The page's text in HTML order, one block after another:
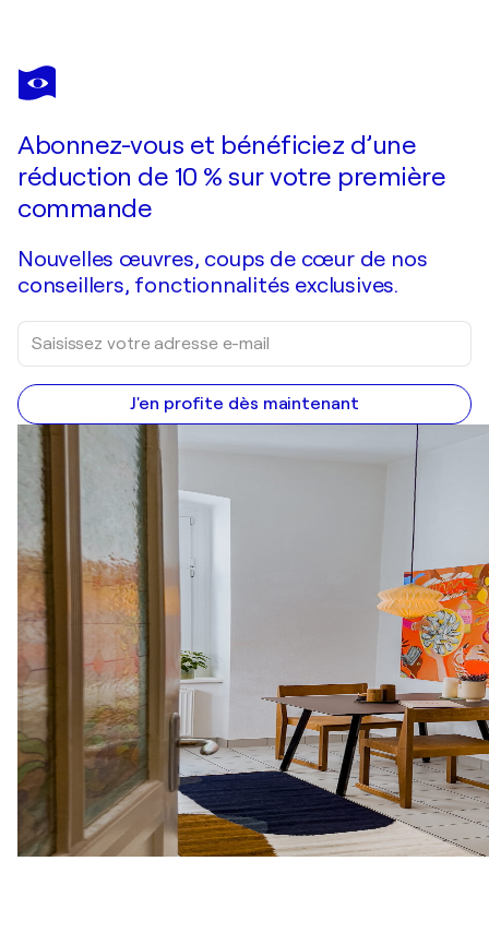
UTE MEYER
Am Teich im Frühsommer
Abonnez-vous et bénéficiez d’une
réduction de 10 % sur votre première
commande
Nouvelles œuvres, coups de cœur de nos
conseillers, fonctionnalités exclusives.
J'en profite dès maintenant